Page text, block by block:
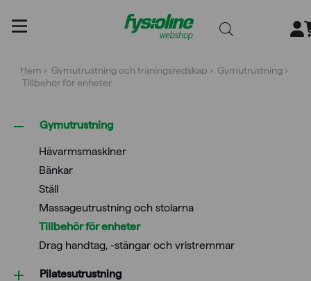
innehållet
Hem › Gymutrustning och träningsredskap › Gymutrustning ›
Tillbehör för enheter
Gymutrustning
Hävarmsmaskiner
Bänkar
Ställ
Massageutrustning och stolarna
Tillbehör för enheter
Drag handtag, -stängar och vristremmar
Pilatesutrustning